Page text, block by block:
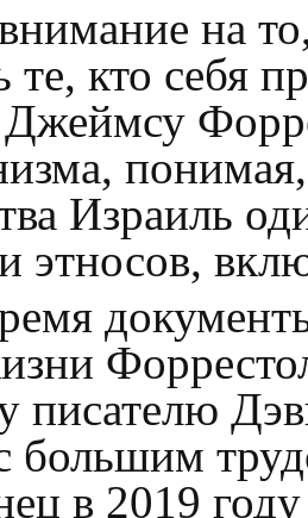
на
те, кто себя
Израиль
этносов,
писателю
большим
в 2019